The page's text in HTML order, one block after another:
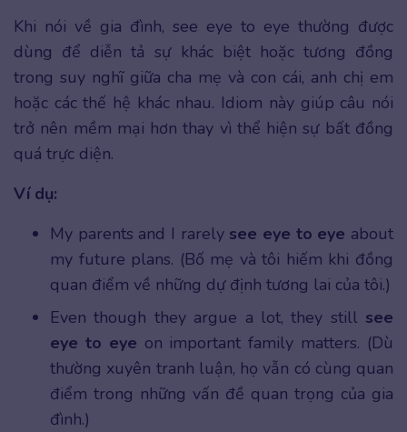
Khi nói về gia đình, see eye to eye thường được
dùng để diễn tả sự khác biệt hoặc tương đồng
trong suy nghĩ giữa cha mẹ và con cái, anh chị em
hoặc các thế hệ khác nhau. Idiom này giúp câu nói
trở nên mềm mại hơn thay vì thể hiện sự bất đồng
quá trực diện.
Ví dụ:
My parents and I rarelysee eye to eye about
my future plans. (Bố mẹ và tôi hiếm khi đồng
quan điểm về những dự định tương lai của tôi.)
Even though they argue a lot, they still see
eye to eye on important family matters. (Dù
thường xuyên tranh luận, họ vẫn có cùng quan
điểm trong những vấn đề quan trọng của gia
đình.)